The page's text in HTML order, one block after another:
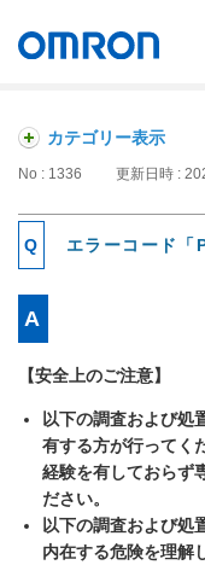
カテゴリー表示
No : 1336 更新日時 :
エラーコード「
【安全上のご注意】
以下の調査および処
有する方が行ってく
経験を有しておらず
ださい。
以下の調査および処
内在する危険を理解